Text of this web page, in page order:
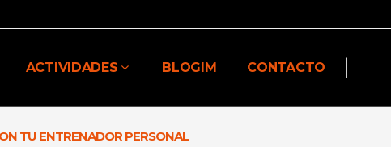
ACTIVIDADES BLOGIM CONTACTO
TU ENTRENADOR PERSONAL